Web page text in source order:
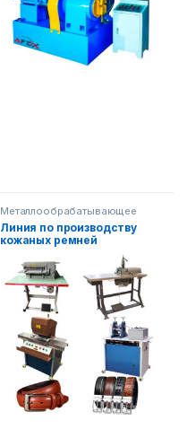
Металлообрабатывающее
оборудование
оборудование
Линия по производству
кожаных ремней